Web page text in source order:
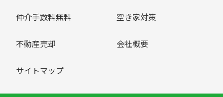
仲介手数料無料 空き家対策
不動産売却 会社概要
サイトマップ